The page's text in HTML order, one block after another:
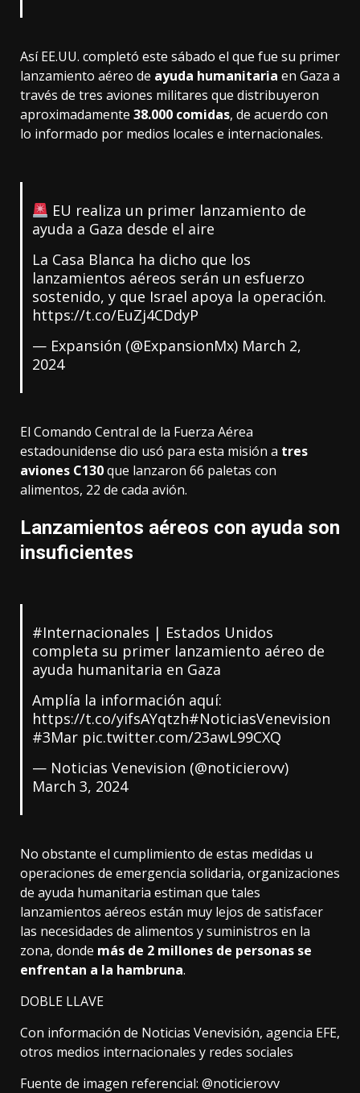
Así EE.UU. completó este sábado el que fue su primer
lanzamiento aéreo de ayuda humanitaria en Gaza a
través de tres aviones militares que distribuyeron
aproximadamente 38.000 comidas, de acuerdo con
lo informado por medios locales e internacionales.
EU realiza un primer lanzamiento de
ayuda a Gaza desde el aire
La Casa Blanca ha dicho que los
lanzamientos aéreos serán un esfuerzo
sostenido, y que Israel apoya la operación.
https://t.co/EuZj4CDdyP
— Expansión (@ExpansionMx) March 2,
2024
El Comando Central de la Fuerza Aérea
estadounidense dio usó para esta misión a tres
aviones C130que lanzaron 66 paletas con
alimentos, 22 de cada avión.
Lanzamientos aéreos con ayuda son
insuficientes
#Internacionales | Estados Unidos
completa su primer lanzamiento aéreo de
ayuda humanitaria en Gaza
Amplía la información aquí:
https://t.co/yifsAYqtzh#NoticiasVenevision
#3Mar pic.twitter.com/23awL99CXQ
— Noticias Venevision (@noticierovv)
March 3, 2024
No obstante el cumplimiento de estas medidas u
operaciones de emergencia solidaria, organizaciones
de ayuda humanitaria estiman que tales
lanzamientos aéreos están muy lejos de satisfacer
las necesidades de alimentos y suministros en la
zona, donde más de 2 millones de personas se
enfrentan a la hambruna.
DOBLE LLAVE
Con información de Noticias Venevisión, agencia EFE,
otros medios internacionales y redes sociales
Fuente de imagen referencial: @noticierovv